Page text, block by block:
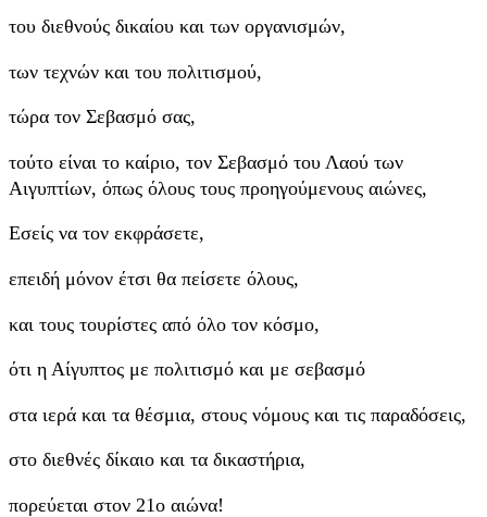
του διεθνούς δικαίου και των οργανισμών,
των τεχνών και του πολιτισμού,
τώρα τον Σεβασμό σας,
τούτο είναι το καίριο, τον Σεβασμό του Λαού των
Αιγυπτίων, όπως όλους τους προηγούμενους αιώνες,
Εσείς να τον εκφράσετε,
επειδή μόνον έτσι θα πείσετε όλους,
και τους τουρίστες από όλο τον κόσμο,
ότι η Αίγυπτος με πολιτισμό και με σεβασμό
στα ιερά και τα θέσμια, στους νόμους και τις παραδόσεις,
στο διεθνές δίκαιο και τα δικαστήρια,
πορεύεται στον 21ο αιώνα!